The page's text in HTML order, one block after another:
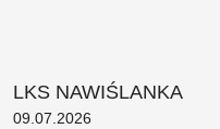
LKS NAWIŚLANKA
09.07.2026